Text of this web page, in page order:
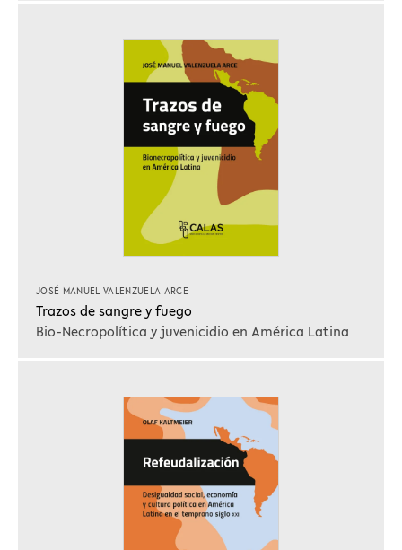
JOSÉ MANUEL VALENZUELA ARCE
Trazos de sangre y fuego
Bio-Necropolítica y juvenicidio en América Latina